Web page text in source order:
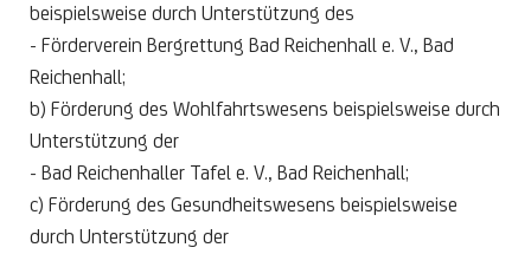
beispielsweise durch Unterstützung des
- Förderverein Bergrettung Bad Reichenhall e. V., Bad
Reichenhall;
b) Förderung des Wohlfahrtswesens beispielsweise durch
Unterstützung der
- Bad Reichenhaller Tafel e. V., Bad Reichenhall;
c) Förderung des Gesundheitswesens beispielsweise
durch Unterstützung der